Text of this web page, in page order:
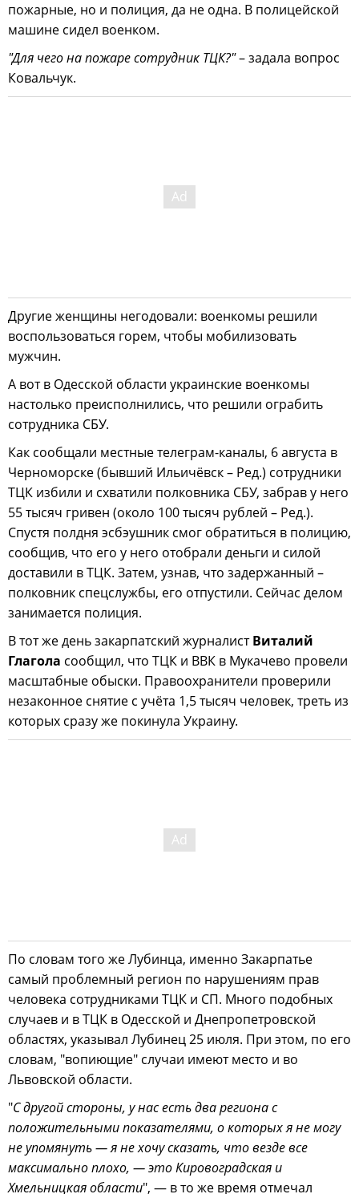
пожарные, но и полиция, да не одна. В полицейской
машине сидел военком.
"Для чего на пожаре сотрудник ТЦК?"– задала вопрос
Ковальчук.
Другие женщины негодовали: военкомы решили
воспользоваться горем, чтобы мобилизовать
мужчин.
А вот в Одесской области украинские военкомы
настолько преисполнились, что решили ограбить
сотрудника СБУ.
Как сообщали местные телеграм-каналы, 6 августа в
Черноморске (бывший Ильичёвск – Ред.) сотрудники
ТЦК избили и схватили полковника СБУ, забрав у него
55 тысяч гривен (около 100 тысяч рублей – Ред.).
Спустя полдня эсбэушник смог обратиться в полицию,
сообщив, что его у него отобрали деньги и силой
доставили в ТЦК. Затем, узнав, что задержанный –
полковник спецслужбы, его отпустили. Сейчас делом
занимается полиция.
В тот же день закарпатский журналистВиталий
Глагола сообщил, что ТЦК и ВВК в Мукачево провели
масштабные обыски. Правоохранители проверили
незаконное снятие с учёта 1,5 тысяч человек, треть из
которых сразу же покинула Украину.
По словам того же Лубинца, именно Закарпатье
самый проблемный регион по нарушениям прав
человека сотрудниками ТЦК и СП. Много подобных
случаев и в ТЦК в Одесской и Днепропетровской
областях, указывал Лубинец 25 июля. При этом, по его
словам, "вопиющие" случаи имеют место и во
Львовской области.
"С другой стороны, у нас есть два региона с
положительными показателями, о которых я не могу
не упомянуть — я не хочу сказать, что везде все
максимально плохо, — это Кировоградская и
Хмельницкая области", — в то же время отмечал